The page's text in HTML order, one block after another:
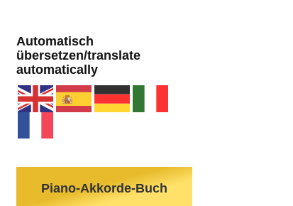
Automatisch
übersetzen/translate
automatically
Piano-Akkorde-Buch